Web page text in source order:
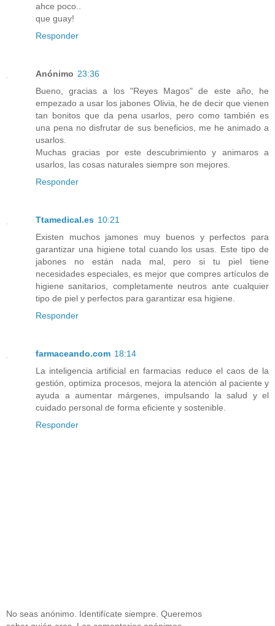
ahce poco..
que guay!
Responder
Anónimo 23:36
Bueno, gracias a los "Reyes Magos" de este año, he
empezado a usar los jabones Olivia, he de decir que vienen
tan bonitos que da pena usarlos, pero como también es
una pena no disfrutar de sus beneficios, me he animado a
usarlos.
Muchas gracias por este descubrimiento y animaros a
usarlos, las cosas naturales siempre son mejores.
Responder
Ttamedical.es 10:21
Existen muchos jamones muy buenos y perfectos para
garantizar una higiene total cuando los usas. Este tipo de
jabones no están nada mal, pero si tu piel tiene
necesidades especiales, es mejor que compres artículos de
higiene sanitarios, completamente neutros ante cualquier
tipo de piel y perfectos para garantizar esa higiene.
Responder
farmaceando.com 18:14
La inteligencia artificial en farmacias reduce el caos de la
gestión, optimiza procesos, mejora la atención al paciente y
ayuda a aumentar márgenes, impulsando la salud y el
cuidado personal de forma eficiente y sostenible.
Responder
No seas anónimo. Identifícate siempre. Queremos